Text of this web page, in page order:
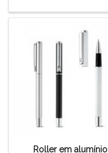
Roller em alumínio